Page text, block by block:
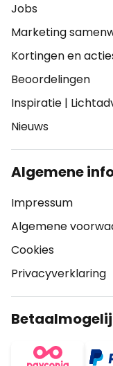
Jobs
Marketing
Kortingen en
Beoordelingen
Inspiratie |
Nieuws
Algemene
Impressum
Algemene
Cookies
Privacyverklaring